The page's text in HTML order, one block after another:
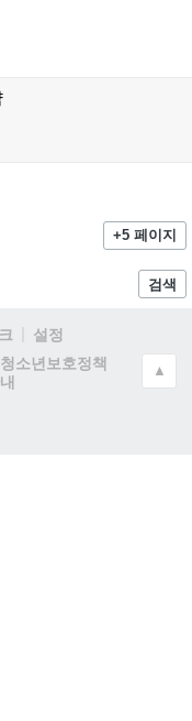
+5 페이지
검색
설정
청소년보호정책
▲